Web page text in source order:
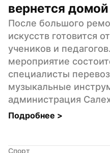
вернется домой
После большого
искусств готовится
учеников и
мероприятие
специалисты
музыкальные
администрация
Подробнее >
Спорт